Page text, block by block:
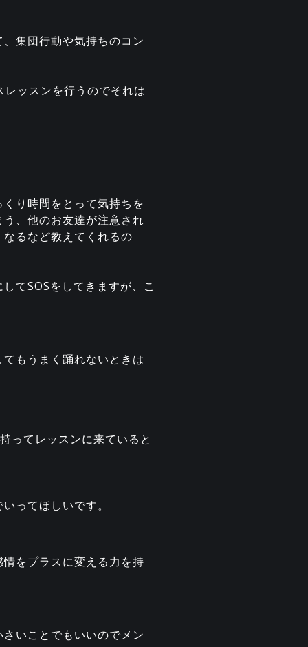
集団行動や気持ちのコン
ッスンを行うのでそれは
り時間をとって気持ちを
、他のお友達が注意され
るなど教えてくれるの
てSOSをしてきますが、こ
もうまく踊れないときは
ってレッスンに来ていると
ってほしいです。
をプラスに変える力を持
いことでもいいのでメン